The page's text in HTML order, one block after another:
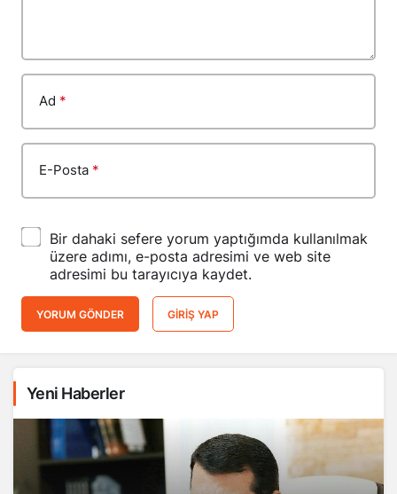
Ad *
E-Posta *
Bir dahaki sefere yorum yaptığımda kullanılmak
üzere adımı, e-posta adresimi ve web site
adresimi bu tarayıcıya kaydet.
YORUM GÖNDER GIRIŞ YAP
Yeni Haberler